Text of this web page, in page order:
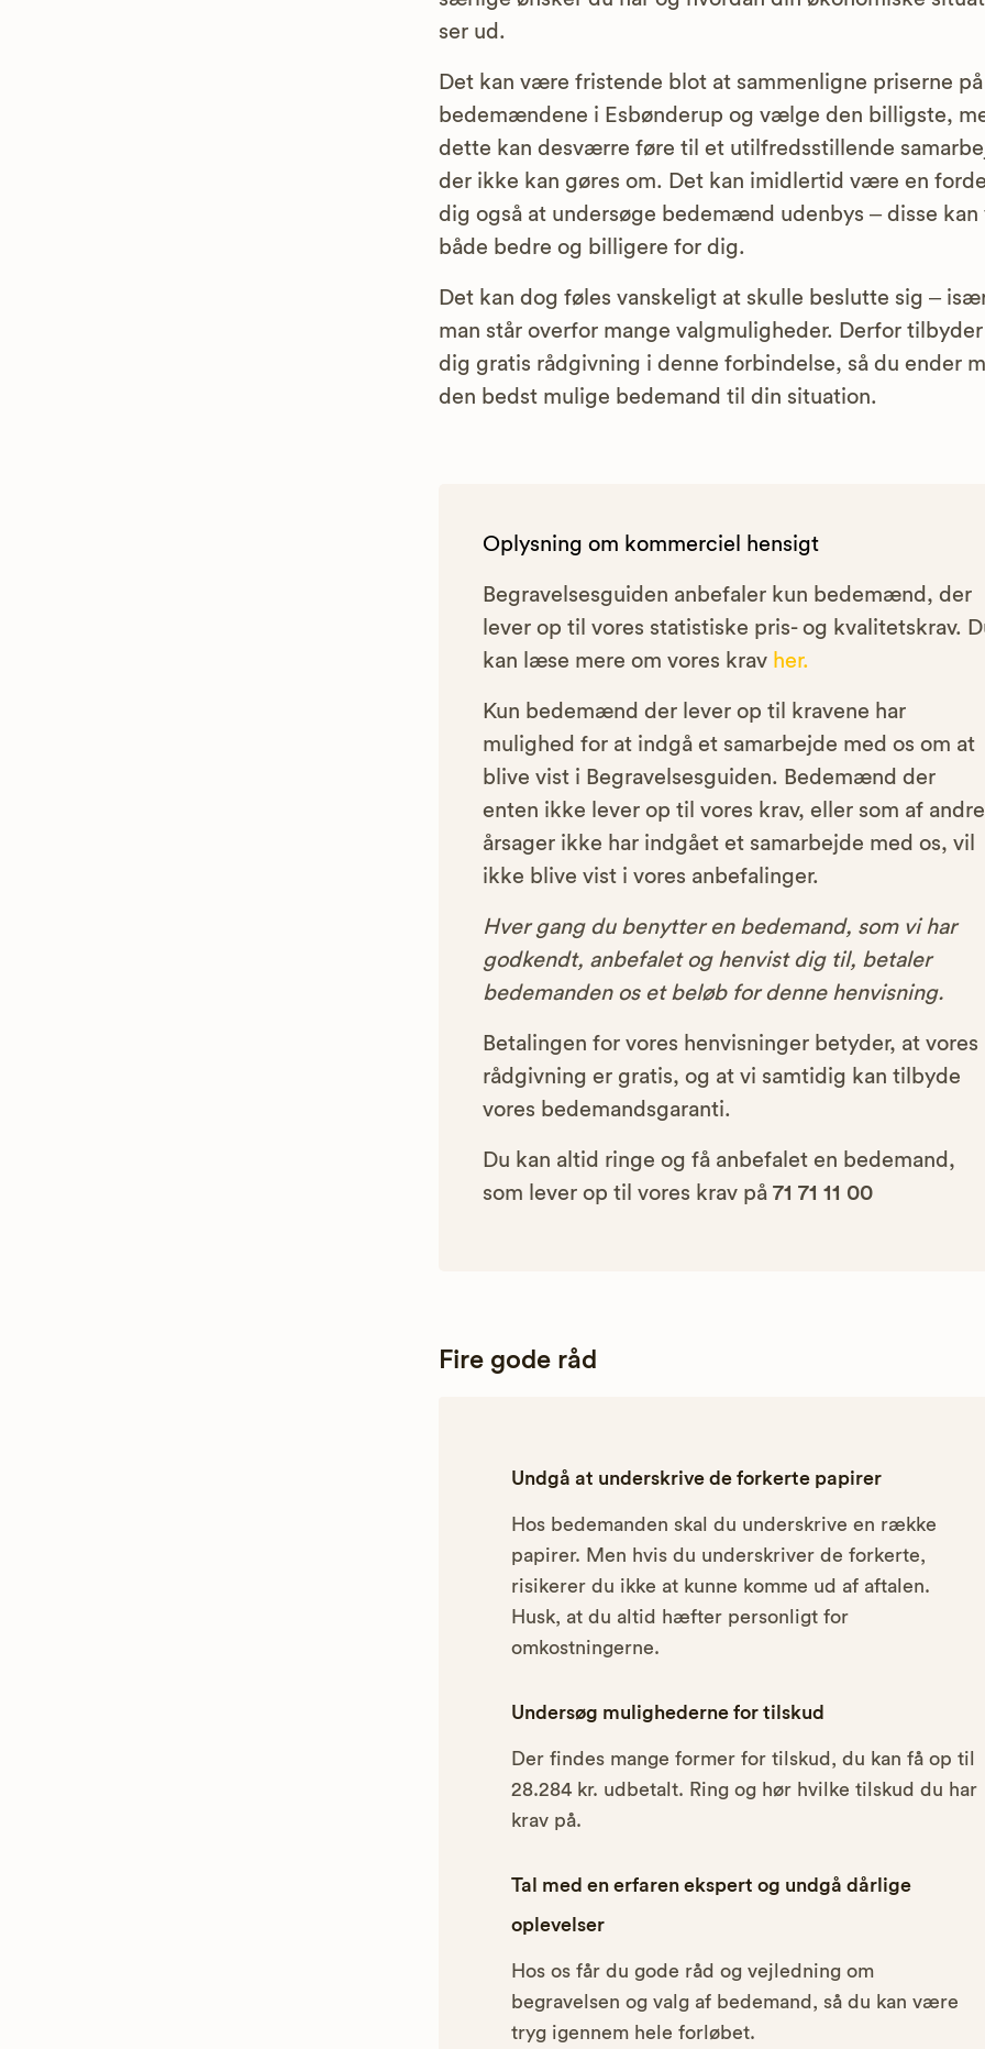
ser ud.
Det kan være fristende blot at sammenligne priserne på
bedemændene i Esbønderup og vælge den billigste,
dette kan desværre føre til et utilfredsstillende
der ikke kan gøres om. Det kan imidlertid være en
dig også at undersøge bedemænd udenbys – disse
både bedre og billigere for dig.
Det kan dog føles vanskeligt at skulle beslutte sig –
man står overfor mange valgmuligheder. Derfor
dig gratis rådgivning i denne forbindelse, så du ender
den bedst mulige bedemand til din situation.
Oplysning om kommerciel hensigt
Begravelsesguiden anbefaler kun bedemænd, der
lever op til vores statistiske pris- og kvalitetskrav.
kan læse mere om vores krav her.
Kun bedemænd der lever op til kravene har
mulighed for at indgå et samarbejde med os om at
blive vist i Begravelsesguiden. Bedemænd der
enten ikke lever op til vores krav, eller som af andre
årsager ikke har indgået et samarbejde med os, vil
ikke blive vist i vores anbefalinger.
Hver gang du benytter en bedemand, som vi har
godkendt, anbefalet og henvist dig til, betaler
bedemanden os et beløb for denne henvisning.
Betalingen for vores henvisninger betyder, at vores
rådgivning er gratis, og at vi samtidig kan tilbyde
vores bedemandsgaranti.
Du kan altid ringe og få anbefalet en bedemand,
som lever op til vores krav på 71 71 11 00
Fire gode råd
Undgå at underskrive de forkerte papirer
Hos bedemanden skal du underskrive en række
papirer. Men hvis du underskriver de forkerte,
risikerer du ikke at kunne komme ud af aftalen.
Husk, at du altid hæfter personligt for
omkostningerne.
Undersøg mulighederne for tilskud
Der findes mange former for tilskud, du kan få op til
28.284 kr. udbetalt. Ring og hør hvilke tilskud du har
krav på.
Tal med en erfaren ekspert og undgå dårlige
oplevelser
Hos os får du gode råd og vejledning om
begravelsen og valg af bedemand, så du kan være
tryg igennem hele forløbet.